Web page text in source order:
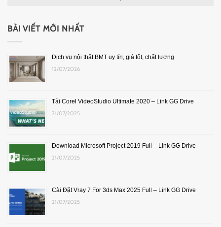
BÀI VIẾT MỚI NHẤT
Dịch vụ nội thất BMT uy tín, giá tốt, chất lượng
12/07/2026
Tải Corel VideoStudio Ultimate 2020 – Link GG Drive
21/07/2025
Download Microsoft Project 2019 Full – Link GG Drive
21/07/2025
Cài Đặt Vray 7 For 3ds Max 2025 Full – Link GG Drive
21/07/2025